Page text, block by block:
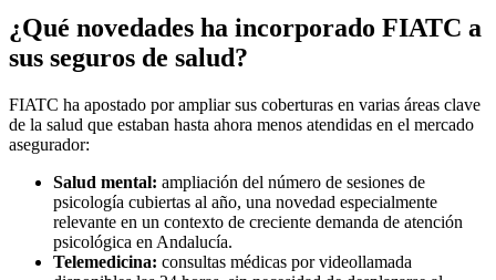
¿Qué novedades ha incorporado FIATC a
sus seguros de salud?
FIATC ha apostado por ampliar sus coberturas en varias áreas clave
de la salud que estaban hasta ahora menos atendidas en el mercado
asegurador:
Salud mental: ampliación del número de sesiones de
psicología cubiertas al año, una novedad especialmente
relevante en un contexto de creciente demanda de atención
psicológica en Andalucía.
Telemedicina: consultas médicas por videollamada